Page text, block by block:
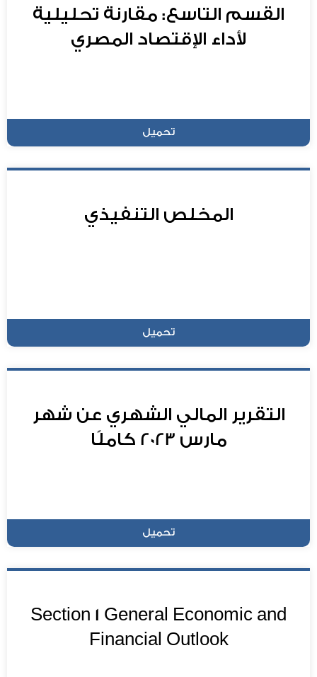
القسم التاسع: مقارنة تحليلية
لأداء الإقتصاد المصري
تحميل
المخلص التنفيذي
تحميل
التقرير المالي الشهري عن شهر
مارس 2023 كاملًا
تحميل
Section 1 General Economic and
Financial Outlook